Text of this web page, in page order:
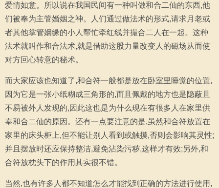
爱情如意。所以说在我国民间有一种叫做和合二仙的东西,他
们被奉为主管婚姻之神。人们通过做法术的形式,请求月老或
者其他掌管姻缘的小人帮忙牵红线并撮合二人在一起。这种
法术就叫作和合法术,就是借助这股力量改变人的磁场从而使
对方回心转意的秘术。
而大家应该也知道了,和合符一般都是放在卧室里睡觉的位置,
因为它是一张小纸糊成三角形的,而且佩戴的地方也是隐蔽且
不易被外人发现的,因此这也是为什么现在有很多人在家里供
奉和合二仙的原因。还有一点要注意的是,虽然和合符放置在
家里的床头柜上,但不能让别人看到或触摸,否则会影响其灵性;
并且摆放时还应保持整洁,避免沾染污秽,这样才有效;另外,和
合符放枕头下的作用其实很不错。
当然,也有许多人都不知道怎么才能找到正确的方法进行使用,